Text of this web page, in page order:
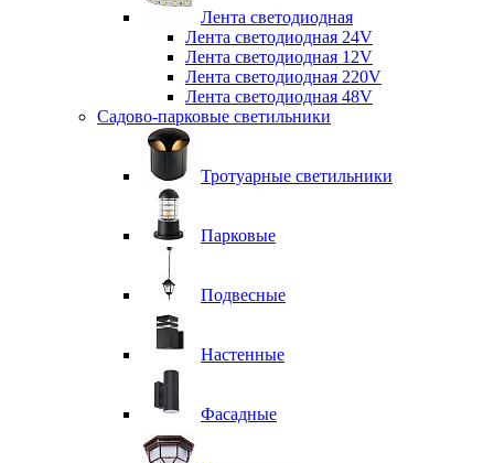
Лента светодиодная
Лента светодиодная 24V
Лента светодиодная 12V
Лента светодиодная 220V
Лента светодиодная 48V
Садово-парковые светильники
Тротуарные светильники
Парковые
Подвесные
Настенные
Фасадные